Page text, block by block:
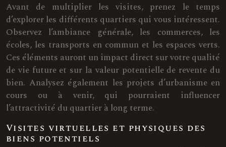
Avant de multiplier les visites, prenez le temps
d’explorer les différents quartiers qui vous intéressent.
Observez l’ambiance générale, les commerces, les
écoles, les transports en commun et les espaces verts.
Ces éléments auront un impact direct sur votre qualité
de vie future et sur la valeur potentielle de revente du
bien. Analysez également les projets d’urbanisme en
cours ou à venir, qui pourraient influencer
l’attractivité du quartier à long terme.
Visites virtuelles et physiques des
biens potentiels